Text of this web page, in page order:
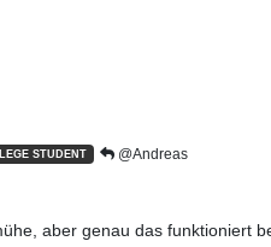
STUDENT @Andreas
aber genau das funktioniert